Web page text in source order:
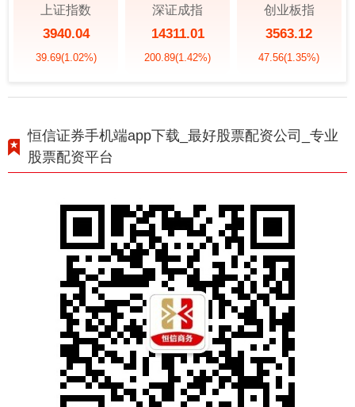
上证指数
3940.04
39.69(1.02%)
深证成指
14311.01
200.89(1.42%)
创业板指
3563.12
47.56(1.35%)
恒信证券手机端app下载_最好股票配资公司_专业
股票配资平台